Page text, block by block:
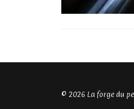
© 2026 La forge du